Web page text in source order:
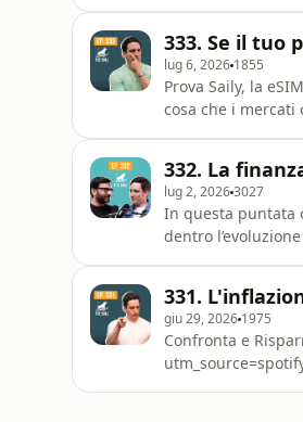
333. Se il tuo
lug 6, 2026 1855
Prova Saily, la eSIM
cosa che i mercati
rumo
332. La
lug 2, 20263027
In questa puntata
dentro
investiment
331.
giu 29, 2026 1975
Confronta e Risparmia con ⁠⁠⁠Facile.it⁠⁠⁠ https://